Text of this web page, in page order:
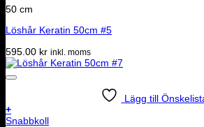
50 cm
Löshår Keratin 50cm #5
595.00 kr inkl. moms
Lägg till
+
Snabbkoll